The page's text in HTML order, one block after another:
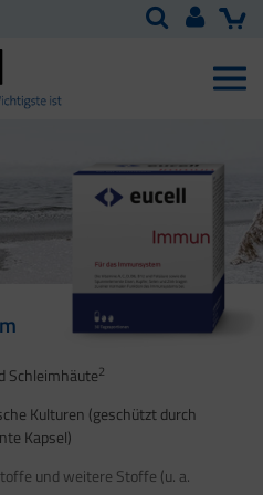
Schleimhäute2
Kulturen (geschützt durch
Kapsel)
und weitere Stoffe (u. a.
4